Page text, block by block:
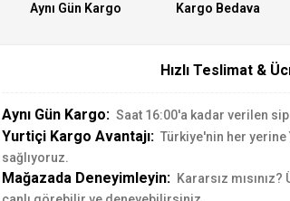
Aynı Gün Kargo Kargo Bedava
Hızlı Teslimat &
Aynı Gün Kargo: Saat 16:00'a kadar verilen
Yurtiçi Kargo Avantajı: Türkiye'nin her
sağlıyoruz.
Mağazada Deneyimleyin: Kararsız